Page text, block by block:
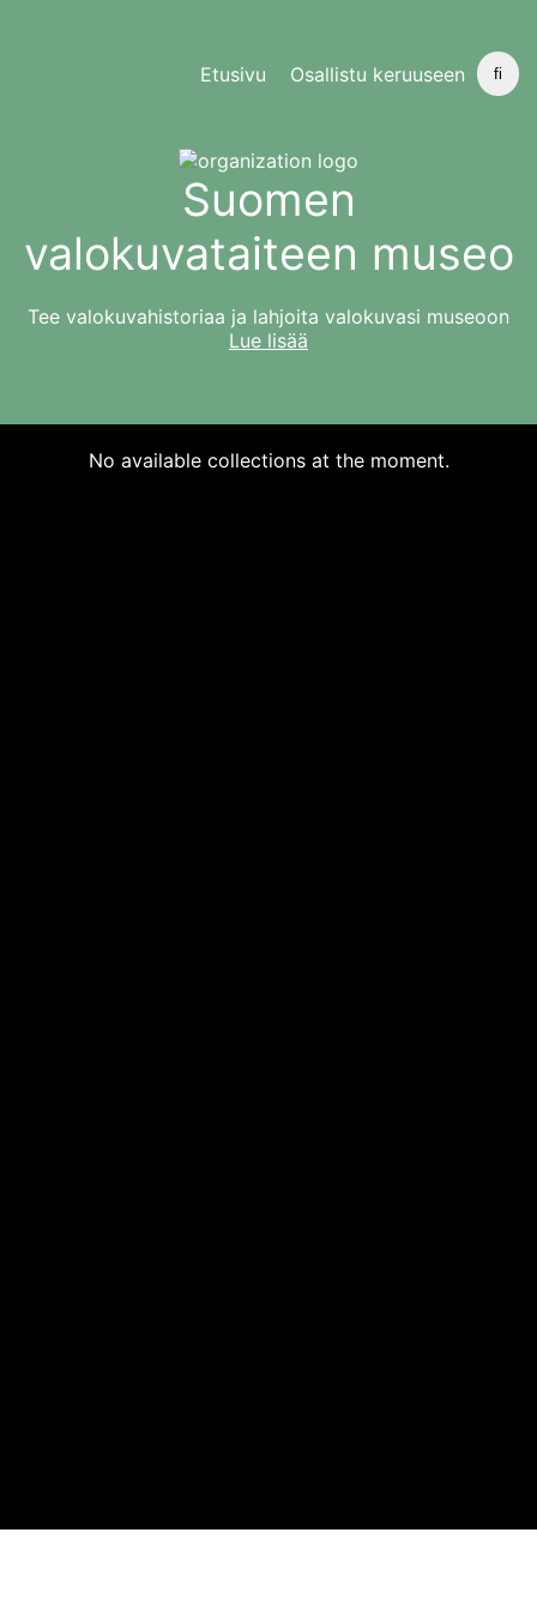
Etusivu Osallistu keruuseen fi
Suomen
valokuvataiteen museo
Tee valokuvahistoriaa ja lahjoita valokuvasi museoon
Lue lisää
No available collections at the moment.